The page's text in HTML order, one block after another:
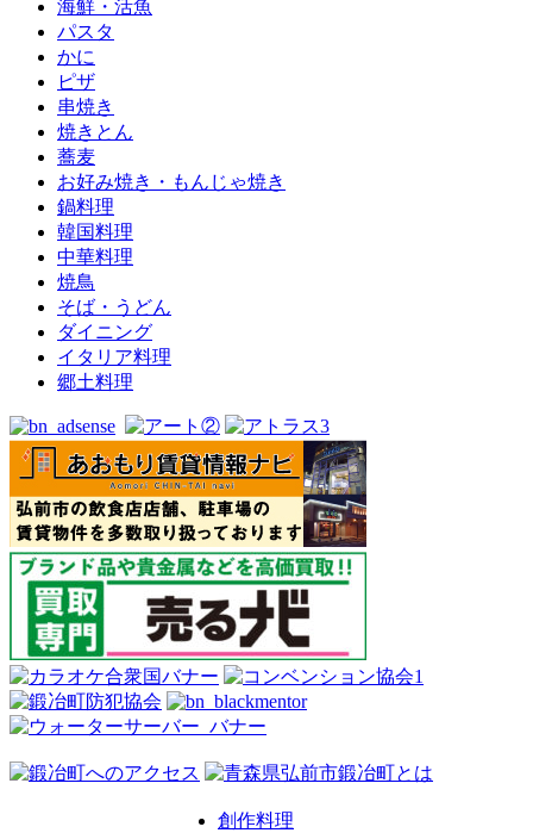
海鮮・活魚
パスタ
かに
ピザ
串焼き
焼きとん
蕎麦
お好み焼き・もんじゃ焼き
鍋料理
韓国料理
中華料理
焼鳥
そば・うどん
ダイニング
イタリア料理
郷土料理
創作料理